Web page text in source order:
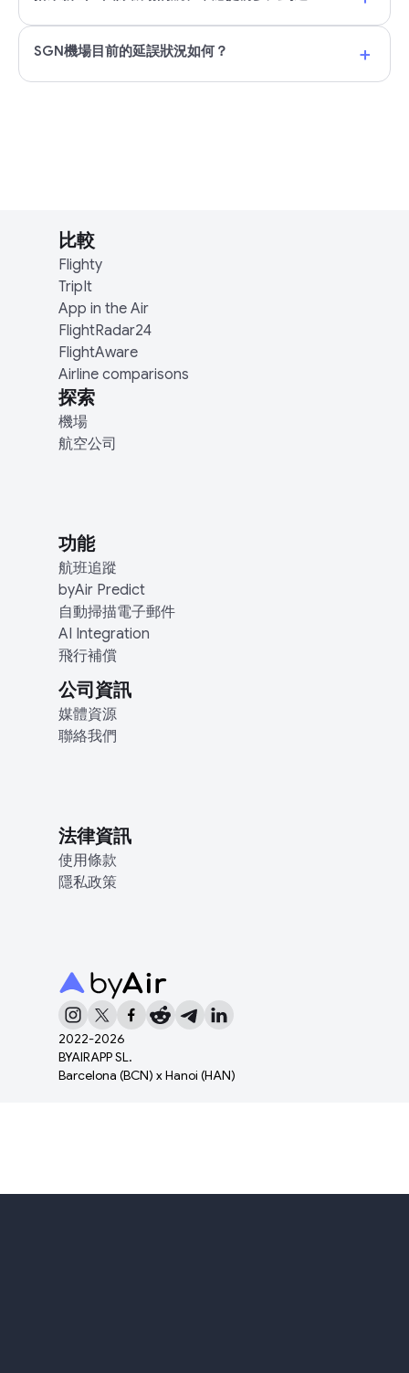
SGN機場目前的延誤狀況如何？ +
2022-2026
BYAIRAPP SL.
Barcelona (BCN) x Hanoi (HAN)
比較
Flighty
TripIt
App in the Air
FlightRadar24
FlightAware
Airline comparisons
探索
機場
航空公司
功能
航班追蹤
byAir Predict
自動掃描電子郵件
AI Integration
飛行補償
公司資訊
媒體資源
聯絡我們
法律資訊
使用條款
隱私政策